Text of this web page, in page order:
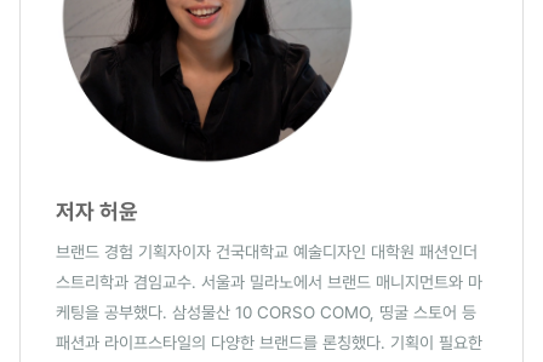
저자 허윤
브랜드 경험 기획자이자 건국대학교 예술디자인 대학원 패션인더
스트리학과 겸임교수. 서울과 밀라노에서 브랜드 매니지먼트와 마
케팅을 공부했다. 삼성물산 10 CORSO COMO, 띵굴 스토어 등
패션과 라이프스타일의 다양한 브랜드를 론칭했다. 기획이 필요한